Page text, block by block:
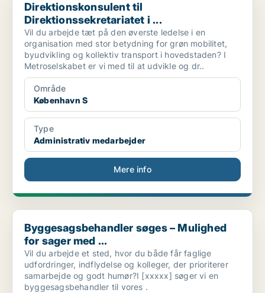
Direktionskonsulent til
Direktionssekretariatet i ...
Vil du arbejde tæt på den øverste ledelse i en
organisation med stor betydning for grøn mobilitet,
byudvikling og kollektiv transport i hovedstaden? I
Metroselskabet er vi med til at udvikle og dr..
Område
København S
Type
Administrativ medarbejder
Mere info
Byggesagsbehandler søges – Mulighed for sager med ...
Byggesagsbehandler søges – Mulighed
for sager med ...
Vil du arbejde et sted, hvor du både får faglige
udfordringer, indflydelse og kolleger, der prioriterer
samarbejde og godt humør?I [xxxxx] søger vi en
byggesagsbehandler til vores .